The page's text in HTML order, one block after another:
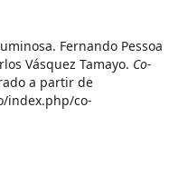
Fernando Pessoa
Vásquez Tamayo. Co-
a partir de
index.php/co-